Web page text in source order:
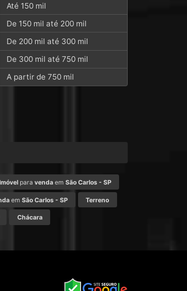
Até 150 mil
De 150 mil até 200 mil
De 200 mil até 300 mil
De 300 mil até 750 mil
A partir de 750 mil
para vendaem São Carlos - SP
emSão Carlos - SP Terreno
Chácara